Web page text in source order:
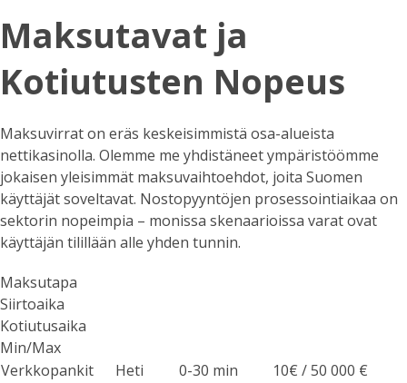
Maksutavat ja
Kotiutusten Nopeus
Maksuvirrat on eräs keskeisimmistä osa-alueista
nettikasinolla. Olemme me yhdistäneet ympäristöömme
jokaisen yleisimmät maksuvaihtoehdot, joita Suomen
käyttäjät soveltavat. Nostopyyntöjen prosessointiaikaa on
sektorin nopeimpia – monissa skenaarioissa varat ovat
käyttäjän tilillään alle yhden tunnin.
Maksutapa
Siirtoaika
Kotiutusaika
Min/Max
Verkkopankit
Heti 0-30 min
10€ / 50 000 €